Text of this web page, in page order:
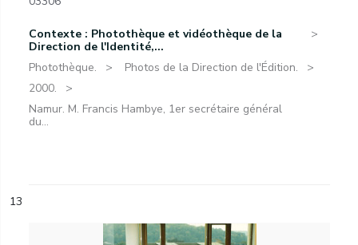
Contexte : Photothèque et vidéothèque de la
Direction de l'Identité,...
Photothèque.
Photos de la Direction de l'Édition.
2000.
Namur. M. Francis Hambye, 1er secrétaire général
du...
13